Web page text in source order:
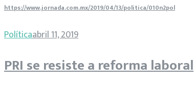
https://www.jornada.com.mx/2019/04/13/politica/010n2pol
Políticaabril 11, 2019
PRI se resiste a reforma laboral